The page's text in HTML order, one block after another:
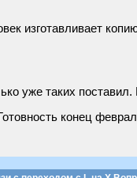
изготавливает
уже таких
конец